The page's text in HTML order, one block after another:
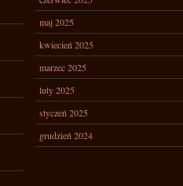
maj 2025
kwiecień 2025
marzec 2025
luty 2025
styczeń 2025
grudzień 2024